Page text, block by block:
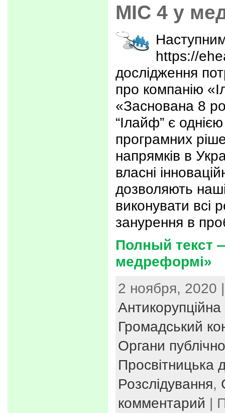
МІС 4 у
https://
дослідження
про компанію
«Заснована 8
“Ілайф” є
програмних
напрямків в
власні
дозволяють
виконувати всі
занурення в
Полный текст
медреформі»
2 ноября, 2020
Антикорупційна
Громадський
Органи
Просвітницька
Розслідування,
комментарий |